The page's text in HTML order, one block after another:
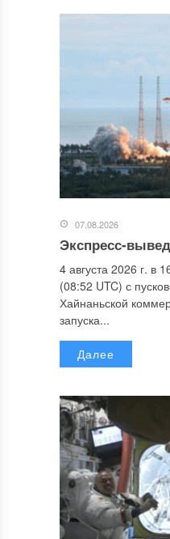
07.08.2026
Экспресс-
4 августа 2026 г. в
(08:52 UTC) с
Хайнаньской
запуска...
Далее